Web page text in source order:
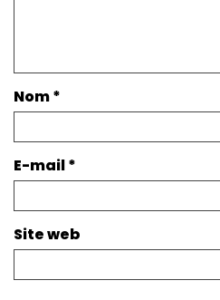
Nom*
E-mail*
Site web